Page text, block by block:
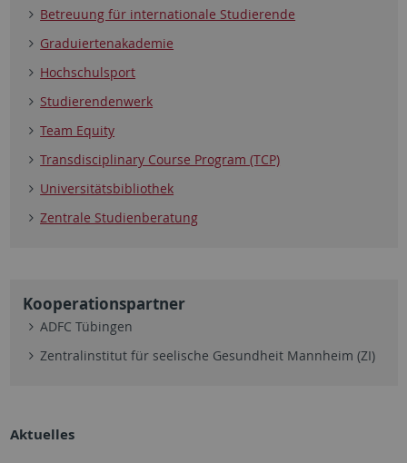
Betreuung für internationale Studierende
Graduiertenakademie
Hochschulsport
Studierendenwerk
Team Equity
Transdisciplinary Course Program (TCP)
Universitätsbibliothek
Zentrale Studienberatung
Kooperationspartner
ADFC Tübingen
Zentralinstitut für seelische Gesundheit Mannheim (ZI)
Aktuelles